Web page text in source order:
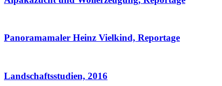
Panoramamaler Heinz Vielkind, Reportage
Landschaftsstudien, 2016